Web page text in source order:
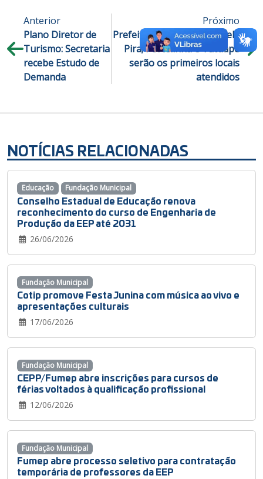
Anterior
Plano Diretor de
Turismo: Secretaria
recebe Estudo de
Demanda
Próximo
Prefeitura lança projeto Zela
Pira; Portelinha e Tatuapé
serão os primeiros locais
atendidos
NOTÍCIAS RELACIONADAS
Conselho Estadual de Educação renova
reconhecimento do curso de Engenharia de
Produção da EEP até 2031
26/06/2026
Educação Fundação Municipal
Cotip promove Festa Junina com música ao vivo e
apresentações culturais
17/06/2026
Fundação Municipal
CEPP/Fumep abre inscrições para cursos de
férias voltados à qualificação profissional
12/06/2026
Fundação Municipal
Fumep abre processo seletivo para contratação
temporária de professores da EEP
Fundação Municipal